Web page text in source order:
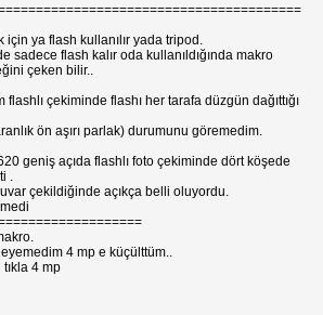
için ya flash kullanılır yada tripod.
sadece flash kalır oda kullanıldığında makro
çeken bilir..
çekiminde flashı her tarafa düzgün dağıttığı
ön aşırı parlak) durumunu göremedim.
geniş açıda flashlı foto çekiminde dört köşede
.
çekildiğinde açıkça belli oluyordu.
4 mp e küçülttüm..
4 mp